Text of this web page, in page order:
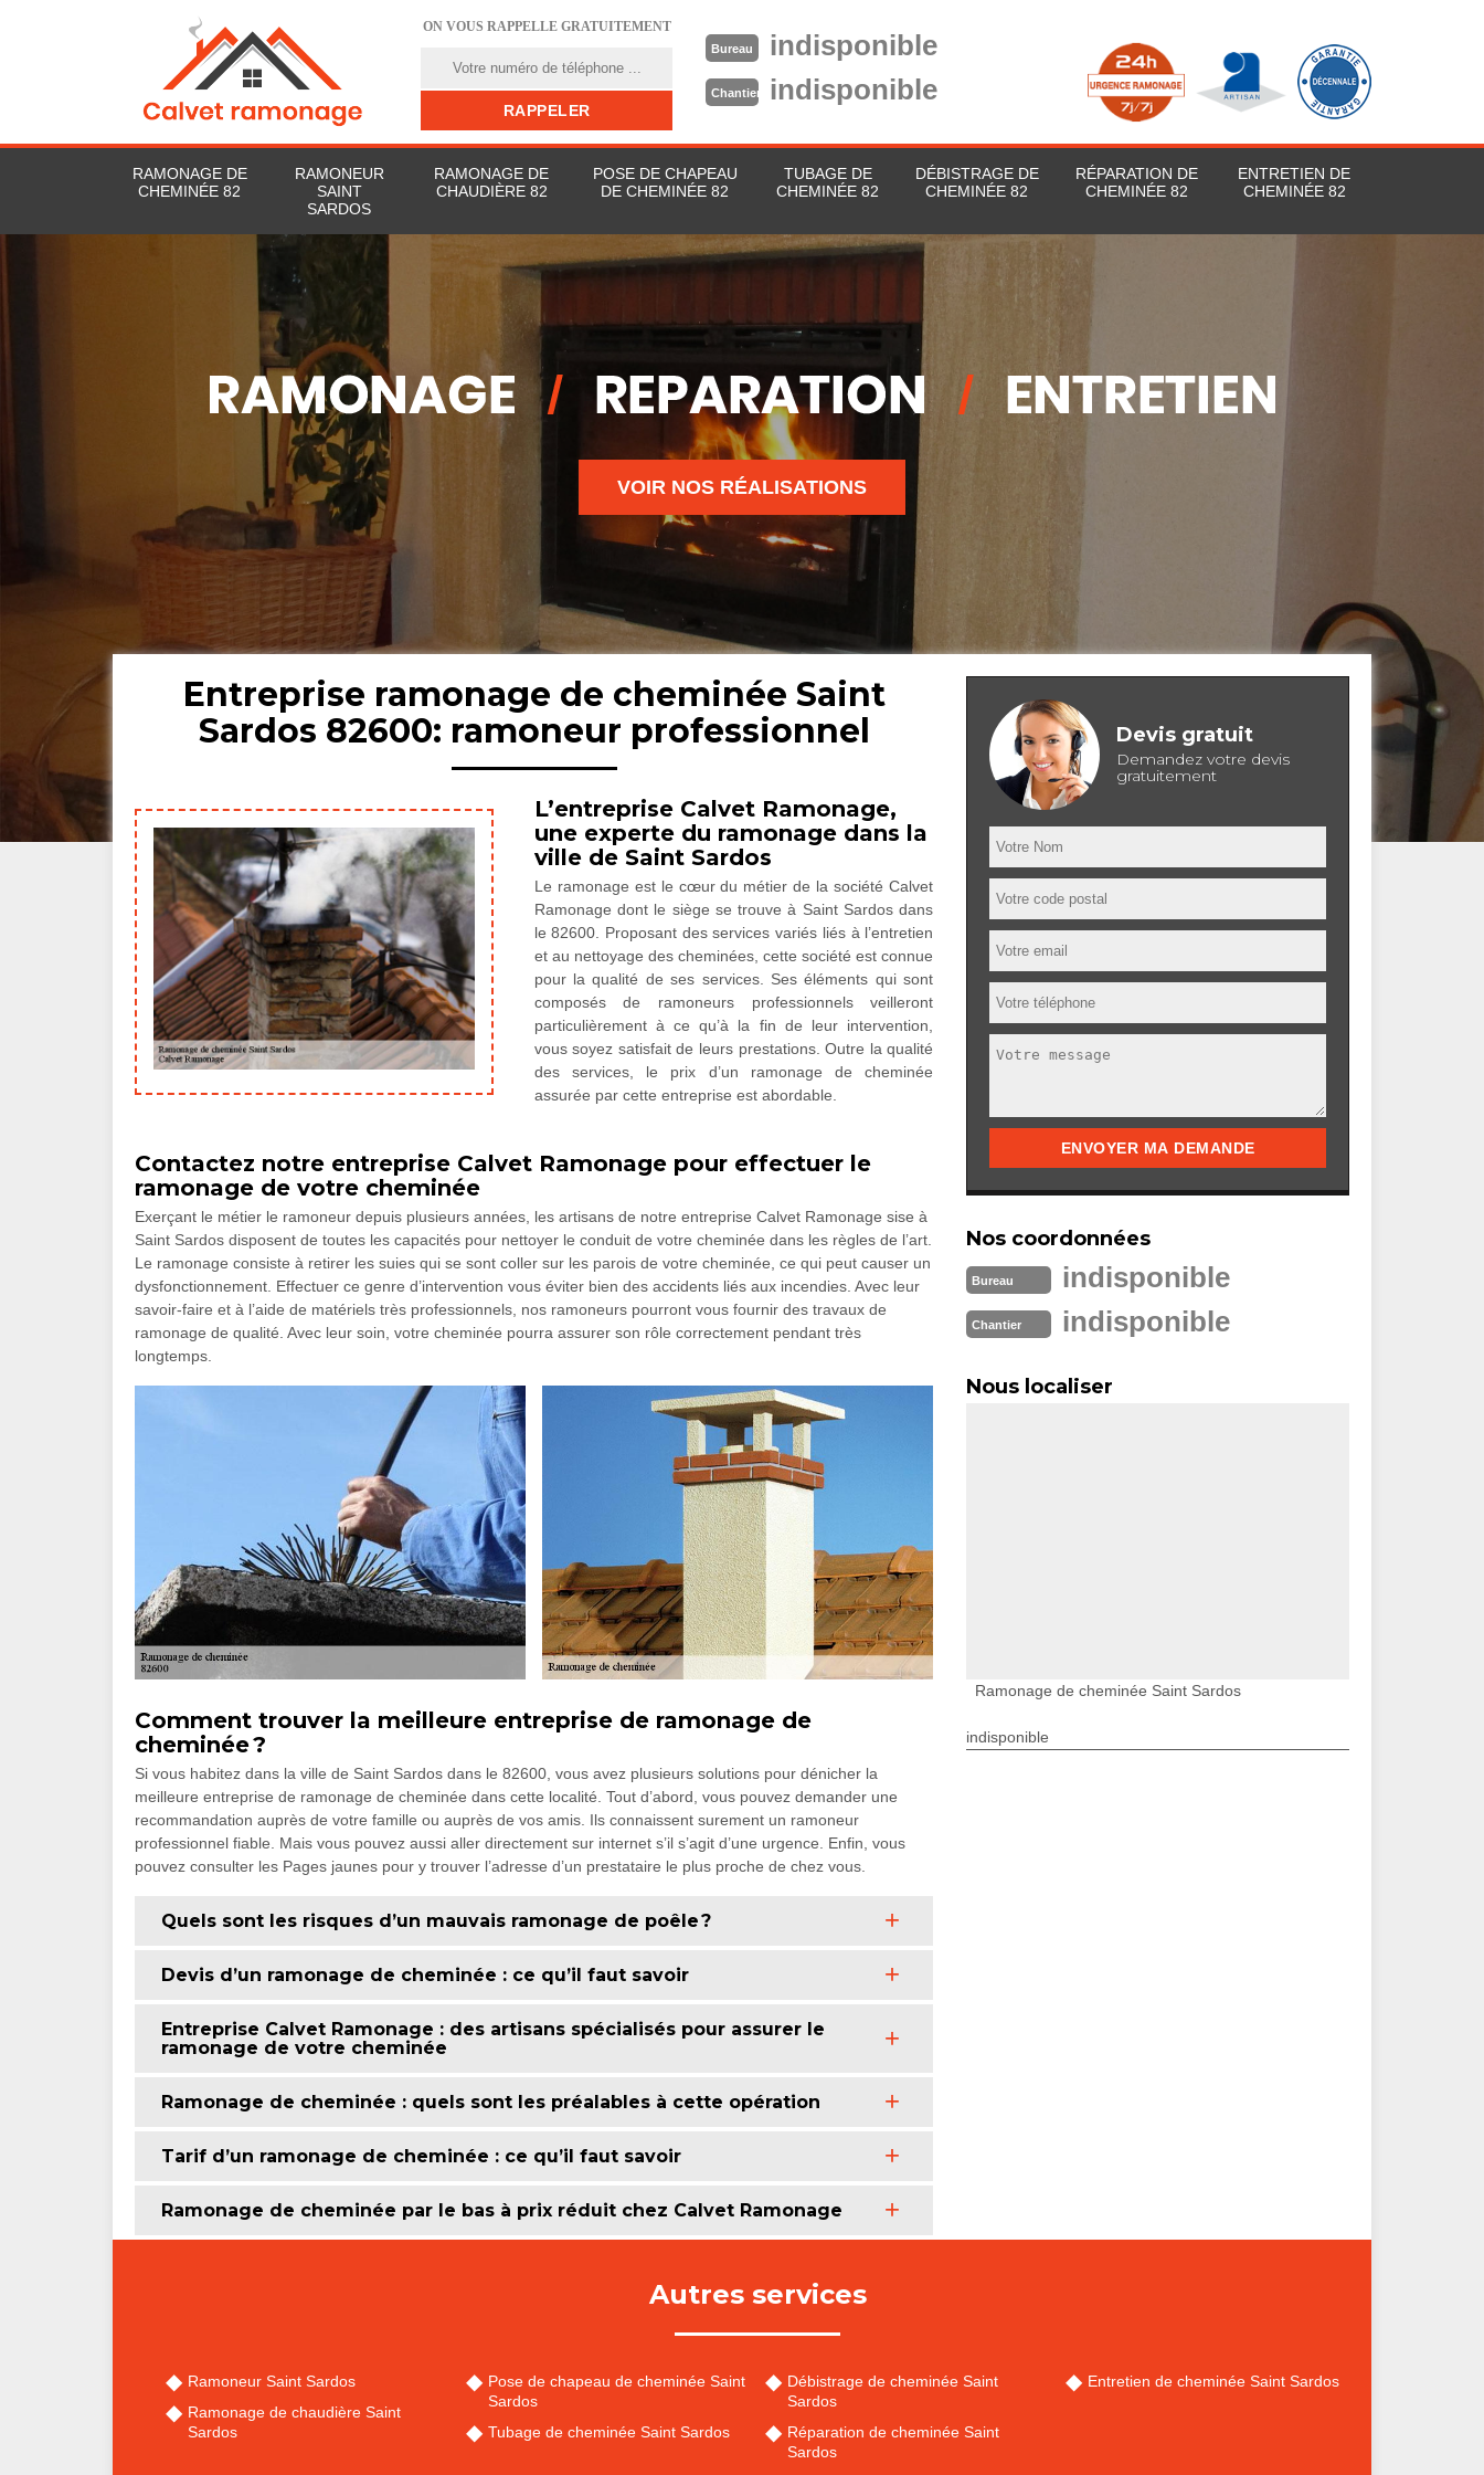
ON VOUS RAPPELLE GRATUITEMENT
Bureau indisponible
Chantier indisponible
RAMONAGE DE
CHEMINÉE 82
RAMONEUR
SAINT
SARDOS
RAMONAGE DE
CHAUDIÈRE 82
POSE DE CHAPEAU
DE CHEMINÉE 82
TUBAGE DE
CHEMINÉE 82
DÉBISTRAGE DE
CHEMINÉE 82
RÉPARATION DE
CHEMINÉE 82
ENTRETIEN DE
CHEMINÉE 82
VOIR NOS RÉALISATIONS
Entreprise ramonage de cheminée Saint
Sardos 82600: ramoneur professionnel
L’entreprise Calvet Ramonage,
une experte du ramonage dans la
ville de Saint Sardos
Le ramonage est le cœur du métier de la société Calvet
Ramonage dont le siège se trouve à Saint Sardos dans
le 82600. Proposant des services variés liés à l’entretien
et au nettoyage des cheminées, cette société est connue
pour la qualité de ses services. Ses éléments qui sont
composés de ramoneurs professionnels veilleront
particulièrement à ce qu’à la fin de leur intervention,
vous soyez satisfait de leurs prestations. Outre la qualité
des services, le prix d’un ramonage de cheminée
assurée par cette entreprise est abordable.
Contactez notre entreprise Calvet Ramonage pour effectuer le
ramonage de votre cheminée
Exerçant le métier le ramoneur depuis plusieurs années, les artisans de notre entreprise Calvet Ramonage sise à
Saint Sardos disposent de toutes les capacités pour nettoyer le conduit de votre cheminée dans les règles de l’art.
Le ramonage consiste à retirer les suies qui se sont coller sur les parois de votre cheminée, ce qui peut causer un
dysfonctionnement. Effectuer ce genre d’intervention vous éviter bien des accidents liés aux incendies. Avec leur
savoir-faire et à l’aide de matériels très professionnels, nos ramoneurs pourront vous fournir des travaux de
ramonage de qualité. Avec leur soin, votre cheminée pourra assurer son rôle correctement pendant très
longtemps.
Comment trouver la meilleure entreprise de ramonage de
cheminée ?
Si vous habitez dans la ville de Saint Sardos dans le 82600, vous avez plusieurs solutions pour dénicher la
meilleure entreprise de ramonage de cheminée dans cette localité. Tout d’abord, vous pouvez demander une
recommandation auprès de votre famille ou auprès de vos amis. Ils connaissent surement un ramoneur
professionnel fiable. Mais vous pouvez aussi aller directement sur internet s’il s’agit d’une urgence. Enfin, vous
pouvez consulter les Pages jaunes pour y trouver l’adresse d’un prestataire le plus proche de chez vous.
Quels sont les risques d’un mauvais ramonage de poêle ?
Devis d’un ramonage de cheminée : ce qu’il faut savoir
Entreprise Calvet Ramonage : des artisans spécialisés pour assurer le
ramonage de votre cheminée
Ramonage de cheminée : quels sont les préalables à cette opération
Tarif d’un ramonage de cheminée : ce qu’il faut savoir
Ramonage de cheminée par le bas à prix réduit chez Calvet Ramonage
Devis gratuit
Demandez votre devis
gratuitement
Nos coordonnées
Bureau indisponible
Chantier indisponible
Nous localiser
Ramonage de cheminée Saint Sardos
indisponible
Autres services
Ramoneur Saint Sardos
Ramonage de chaudière Saint
Sardos
Pose de chapeau de cheminée Saint
Sardos
Tubage de cheminée Saint Sardos
Débistrage de cheminée Saint
Sardos
Réparation de cheminée Saint
Sardos
Entretien de cheminée Saint Sardos